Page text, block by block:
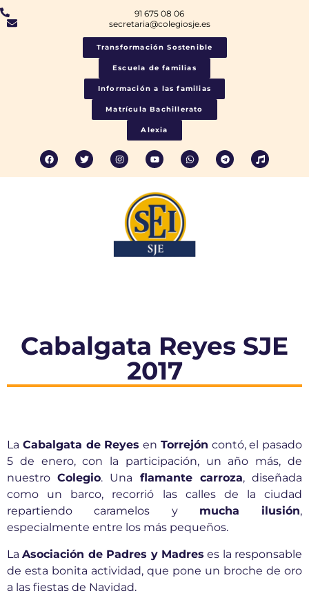
91 675 08 06
secretaria@colegiosje.es
Transformación Sostenible
Escuela de familias
Información a las familias
Matrícula Bachillerato
Alexia
Cabalgata Reyes SJE
2017
La Cabalgata de Reyes en Torrejón contó, el pasado
5 de enero, con la participación, un año más, de
nuestroColegio. Una flamante carroza, diseñada
como un barco, recorrió las calles de la ciudad
repartiendo caramelos y mucha ilusión,
especialmente entre los más pequeños.
LaAsociación de Padres y Madres es la responsable
de esta bonita actividad, que pone un broche de oro
a las fiestas de Navidad.